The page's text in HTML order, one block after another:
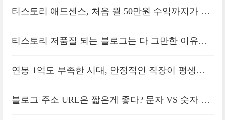
티스토리 애드센스, 처음 월 50만원 수익까지가 가
티스토리 저품질 되는 블로그는 다 그만한 이유가
연봉 1억도 부족한 시대, 안정적인 직장이 평생을
블로그 주소 URL은 짧은게 좋다? 문자 VS 숫자 정